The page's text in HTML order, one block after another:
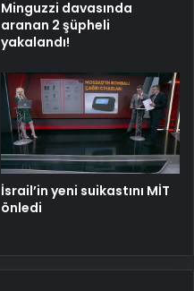
Minguzzi davasında
aranan 2 şüpheli
yakalandı!
İsrail’in yeni suikastını MİT
önledi